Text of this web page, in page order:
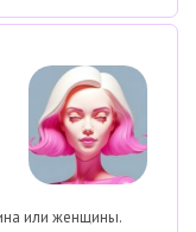
или женщины.